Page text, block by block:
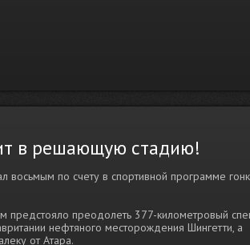
в решающую стадию!
по счету в спортивной программе
преодолеть 377-километровый
нефтяного месторождения Шингетти, а
от Атара.